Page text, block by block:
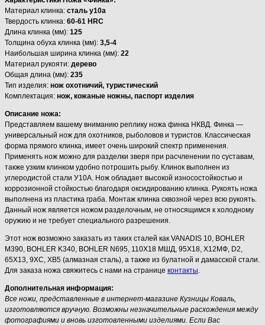
Материал клинка: сталь у10а
Твердость клинка: 60-61 HRC
Длина клинка (мм): 125
Толщина обуха клинка (мм): 3,5-4
Наибольшая ширина клинка (мм): 22
Материал рукояти: дерево
Общая длина (мм): 235
Тип изделия: нож охотничий, туристический
Комплектация: нож, кожаные ножны, паспорт изделия
Описание ножа:
Представляем вашему вниманию реплику ножа финка НКВД. Финка —
универсальный нож для охотников, рыболовов и туристов. Классическая
форма прямого клинка, имеет очень широкий спектр применения.
Применять нож можно для разделки зверя при расчленении по суставам,
также узким клинком удобно потрошить рыбу. Клинок выполнен из
углеродистой стали У10А. Нож обладает высокой износостойкостью и
коррозионной стойкостью благодаря оксидированию клинка. Рукоять ножа
выполнена из пластика граба. Монтаж клинка сквозной через всю рукоять.
Данный нож является ножом разделочным, не относящимся к холодному
оружию и не требует специального разрешения.
Этот нож возможно заказать из таких сталей как VANADIS 10, BOHLER
M390, BOHLER K340, BOHLER N695, 110Х18 МШД, 95Х18, Х12МФ, D2,
65Х13, 9ХС, ХВ5 (алмазная сталь), а также из булатной и дамасской стали.
Для заказа ножа свяжитесь с нами на странице контакты.
Дополнительная информация:
Все ножи, представленные в интернет-магазине Кузницы Коваль,
изготовляются вручную. Возможны незначительные расхождения между
фотографиями и вновь изготовленными изделиями. Если Вас